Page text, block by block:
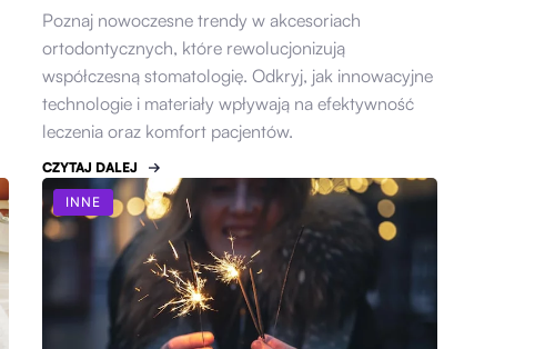
Poznaj nowoczesne trendy w akcesoriach
ortodontycznych, które rewolucjonizują
współczesną stomatologię. Odkryj, jak innowacyjne
technologie i materiały wpływają na efektywność
leczenia oraz komfort pacjentów.
CZYTAJ DALEJ
INNE